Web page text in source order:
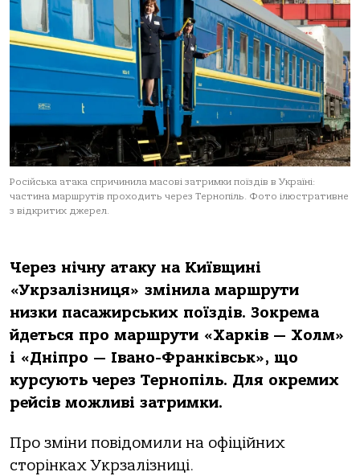
Російська атака спричинила масові затримки поїздів в Україні:
частина маршрутів проходить через Тернопіль. Фото ілюстративне
з відкритих джерел.
Через нічну атаку на Київщині
«Укрзалізниця» змінила маршрути
низки пасажирських поїздів. Зокрема
йдеться про маршрути «Харків — Холм»
і «Дніпро — Івано-Франківськ», що
курсують через Тернопіль. Для окремих
рейсів можливі затримки.
Про зміни повідомили на офіційних
сторінках Укрзалізниці.